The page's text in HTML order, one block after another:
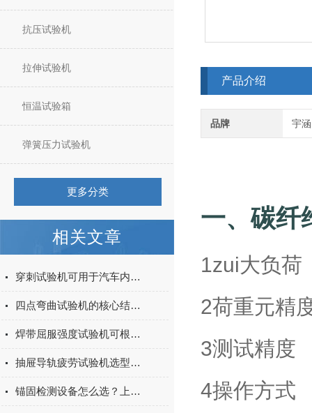
抗压试验机
拉伸试验机
恒温试验箱
弹簧压力试验机
更多分类
相关文章
穿刺试验机可用于汽车内饰表皮、防撞缓冲材料得性能测试
四点弯曲试验机的核心结构与工作原理特点
焊带屈服强度试验机可根据不同标准和试验需求调整试验条件
抽屉导轨疲劳试验机选型指南：如何量化评估家具五金的耐用性
锚固检测设备怎么选？上海宇涵膨胀螺丝拉拔试验机品牌评测
产品介绍
品牌 宇涵
一、碳纤
1zui大
2荷重
3测试精
4操作